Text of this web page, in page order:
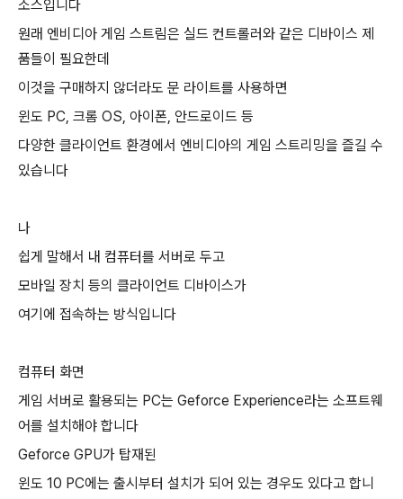
소스입니다
원래 엔비디아 게임 스트림은 실드 컨트롤러와 같은 디바이스 제
품들이 필요한데
이것을 구매하지 않더라도 문 라이트를 사용하면
윈도 PC, 크롬 OS, 아이폰, 안드로이드 등
다양한 클라이언트 환경에서 엔비디아의 게임 스트리밍을 즐길 수
있습니다
나
쉽게 말해서 내 컴퓨터를 서버로 두고
모바일 장치 등의 클라이언트 디바이스가
여기에 접속하는 방식입니다
컴퓨터 화면
게임 서버로 활용되는 PC는 Geforce Experience라는 소프트웨
어를 설치해야 합니다
Geforce GPU가 탑재된
윈도 10 PC에는 출시부터 설치가 되어 있는 경우도 있다고 합니